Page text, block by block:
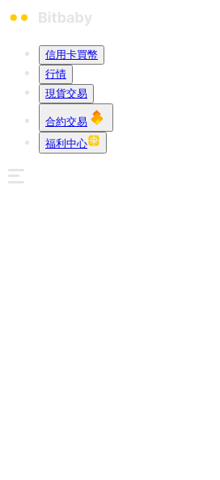
信用卡買幣
行情
現貨交易
合約交易
福利中心